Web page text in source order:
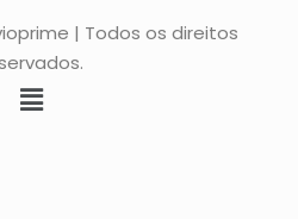
| Todos os direitos